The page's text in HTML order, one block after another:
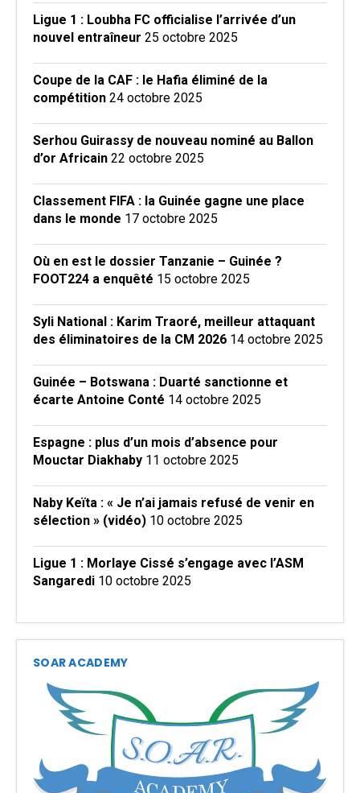
Ligue 1 : Loubha FC officialise l’arrivée d’un
nouvel entraîneur 25 octobre 2025
Coupe de la CAF : le Hafia éliminé de la
compétition 24 octobre 2025
Serhou Guirassy de nouveau nominé au Ballon
d’or Africain 22 octobre 2025
Classement FIFA : la Guinée gagne une place
dans le monde 17 octobre 2025
Où en est le dossier Tanzanie – Guinée ?
FOOT224 a enquêté 15 octobre 2025
Syli National : Karim Traoré, meilleur attaquant
des éliminatoires de la CM 2026 14 octobre 2025
Guinée – Botswana : Duarté sanctionne et
écarte Antoine Conté 14 octobre 2025
Espagne : plus d’un mois d’absence pour
Mouctar Diakhaby 11 octobre 2025
Naby Keïta : « Je n’ai jamais refusé de venir en
sélection » (vidéo) 10 octobre 2025
Ligue 1 : Morlaye Cissé s’engage avec l’ASM
Sangaredi 10 octobre 2025
SOAR ACADEMY